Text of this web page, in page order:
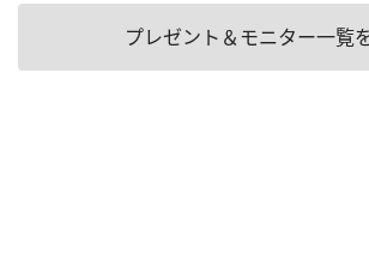
プレゼント＆モニター一覧